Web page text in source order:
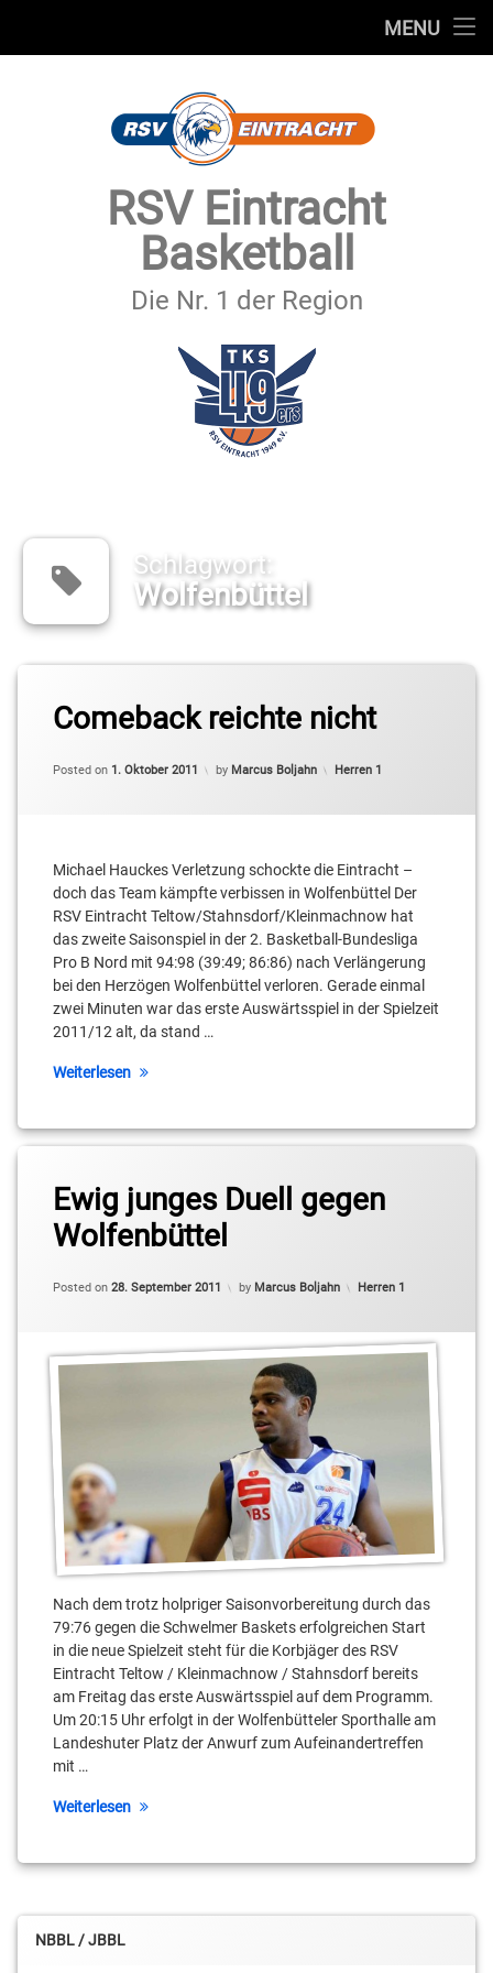
MENU
SECHSTER MANN
IMPRESSUM & DATENSCHUTZ
RSV Eintracht
Basketball
Die Nr. 1 der Region
Schlagwort:
Wolfenbüttel
Comeback reichte nicht
Posted on 1. Oktober 2011
Updated on10. Oktober 2011
by Marcus Boljahn Categories:
Herren 1
Michael Hauckes Verletzung schockte die Eintracht –
doch das Team kämpfte verbissen in Wolfenbüttel Der
RSV Eintracht Teltow/Stahnsdorf/Kleinmachnow hat
das zweite Saisonspiel in der 2. Basketball-Bundesliga
Pro B Nord mit 94:98 (39:49; 86:86) nach Verlängerung
bei den Herzögen Wolfenbüttel verloren. Gerade einmal
zwei Minuten war das erste Auswärtsspiel in der Spielzeit
2011/12 alt, da stand …
Weiterlesen
Kellen
Willams
Michael
Pastushenko
Wolfenbüttel
Ewig junges Duell gegen
Wolfenbüttel
Posted on 28. September 2011
Updated on10. Oktober 2011
by Marcus Boljahn Categories:
Herren 1
Nach dem trotz holpriger Saisonvorbereitung durch das
79:76 gegen die Schwelmer Baskets erfolgreichen Start
in die neue Spielzeit steht für die Korbjäger des RSV
Eintracht Teltow / Kleinmachnow / Stahnsdorf bereits
am Freitag das erste Auswärtsspiel auf dem Programm.
Um 20:15 Uhr erfolgt in der Wolfenbütteler Sporthalle am
Landeshuter Platz der Anwurf zum Aufeinandertreffen
mit …
Weiterlesen
Brenton
Butler
NBBL / JBBL